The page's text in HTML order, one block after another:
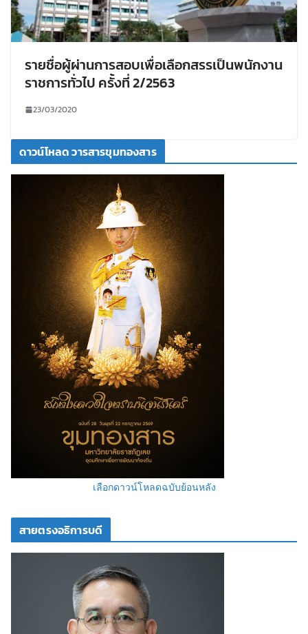
รายชื่อผู้ผ่านการสอบเพื่อเลือกสรรเป็นพนักงาน
ราชการทั่วไป ครั้งที่ 2/2563
23/03/2020
ดาวน์โหลด วารสารขุมทองสาร
เลือกดาวน์โหลดฉบับย้อนหลัง
สายตรงอธิการบดี